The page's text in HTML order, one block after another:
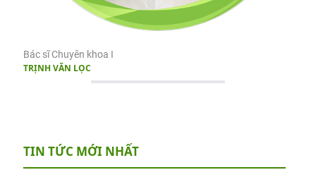
Bác sĩ Chuyên khoa I
TRỊNH VĂN LỌC
TIN TỨC MỚI NHẤT